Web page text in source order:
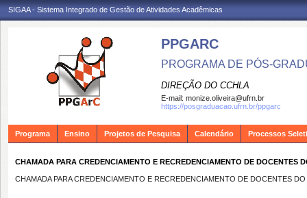
SIGAA - Sistema Integrado de Gestão de Atividades Acadêmicas
PPGARC
PROGRAMA DE PÓS-
DIREÇÃO DO CCHLA
E-mail: monize.oliveira@ufrn.br
https://posgraduacao.ufrn.br/ppgarc
Programa Ensino Projetos de Pesquisa Calendário Processos
CHAMADA PARA CREDENCIAMENTO E RECREDENCIAMENTO DE DOCENTES
CHAMADA PARA CREDENCIAMENTO E RECREDENCIAMENTO DE DOCENTES